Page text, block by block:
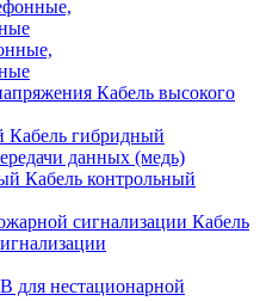
Кабель высокого
Кабель гибридный
данных (медь)
Кабель контрольный
Кабель
для нестационарной